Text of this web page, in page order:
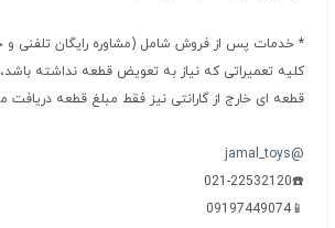
* خدمات پس از فروش شامل (مشاوره رایگان تلفنی و
کلیه تعمیراتی که نیاز به تعویض قطعه نداشته
قطعه ای خارج از گارانتی نیز فقط مبلغ قطعه
@jamal_toys
☎️021-22532120
📱09197449074